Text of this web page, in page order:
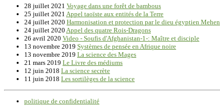
28 juillet 2021 Voyage dans une forêt de bambous
25 juillet 2021 Appel taoïste aux entités de la Terre
24 juillet 2020 Harmonisation et protection par le dieu égyptien Mehen
24 juillet 2020 Appel des quatre Rois-Dragons
26 avril 2020 Video - Soufis d'Afghanistan-1-: Maître et disciple
13 novembre 2019 Systèmes de pensée en Afrique noire
13 novembre 2019 La science des Mages
21 mars 2019 Le Livre des médiums
12 juin 2018 La science secrète
11 juin 2018 Les sortilèges de la science
politique de confidentialité